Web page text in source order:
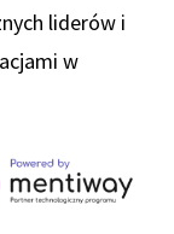
liderów i
w